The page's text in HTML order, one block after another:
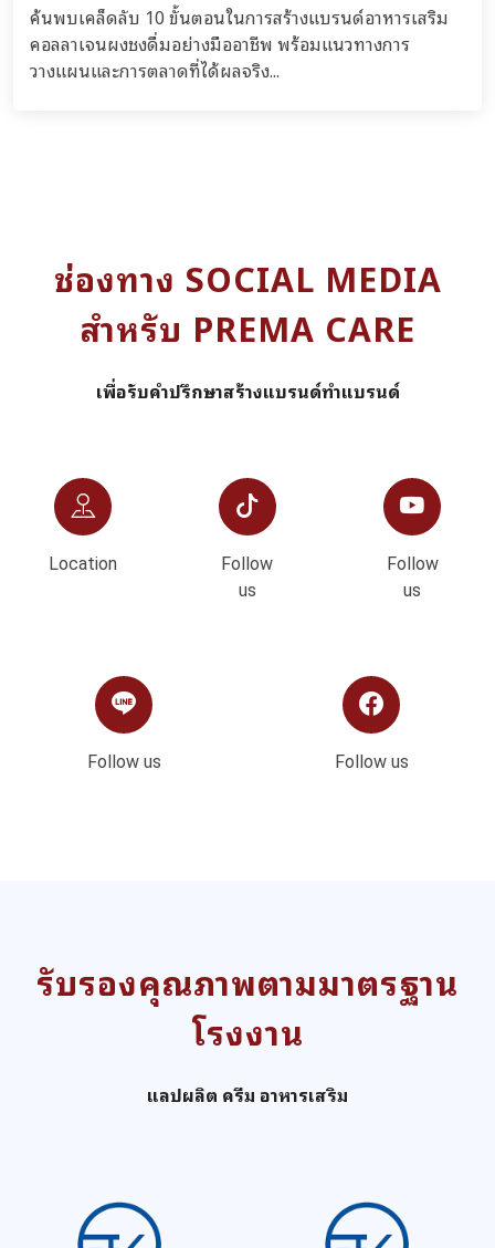
ค้นพบเคล็ดลับ 10 ขั้นตอนในการสร้างแบรนด์อาหารเสริม
คอลลาเจนผงชงดื่มอย่างมืออาชีพ พร้อมแนวทางการ
วางแผนและการตลาดที่ได้ผลจริง...
ช่องทาง SOCIAL MEDIA
สำหรับ PREMA CARE
เพื่อรับคำปรึกษาสร้างแบรนด์ทำแบรนด์
Location
Follow
us
Follow
us
Follow us Follow us
รับรองคุณภาพตามมาตรฐาน
โรงงาน
แลปผลิต ครีม อาหารเสริม